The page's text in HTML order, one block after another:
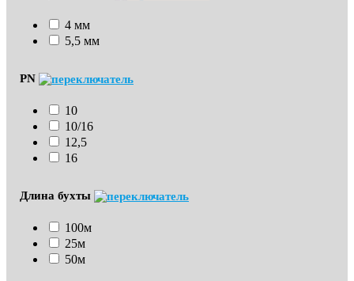
4 мм
5,5 мм
PN
10
10/16
12,5
16
Длина бухты
100м
25м
50м